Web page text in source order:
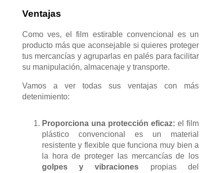
Ventajas
Como ves, el film estirable convencional es un
producto más que aconsejable si quieres proteger
tus mercancías y agruparlas en palés para facilitar
su manipulación, almacenaje y transporte.
Vamos a ver todas sus ventajas con más
detenimiento:
Proporciona una protección eficaz: el film
plástico convencional es un material
resistente y flexible que funciona muy bien a
la hora de proteger las mercancías de los
golpes y vibraciones propias del